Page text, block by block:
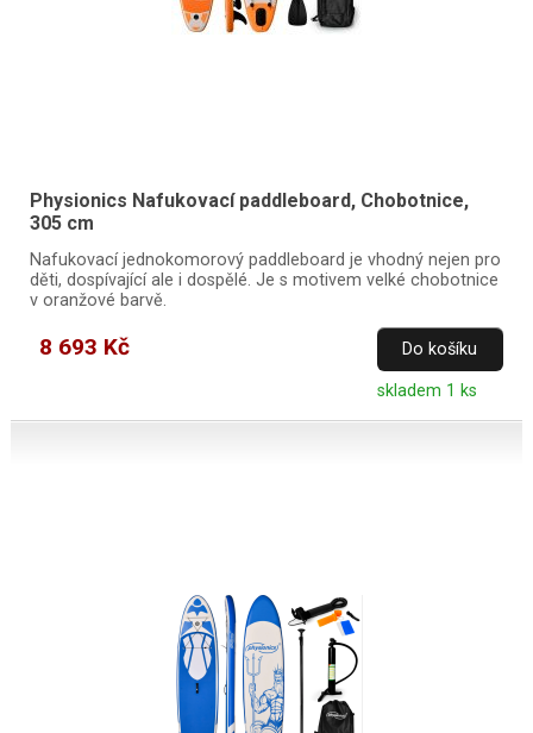
Physionics Nafukovací paddleboard, Chobotnice,
305 cm
Nafukovací jednokomorový paddleboard je vhodný nejen pro
děti, dospívající ale i dospělé. Je s motivem velké chobotnice
v oranžové barvě.
8 693 Kč Do košíku
skladem 1 ks